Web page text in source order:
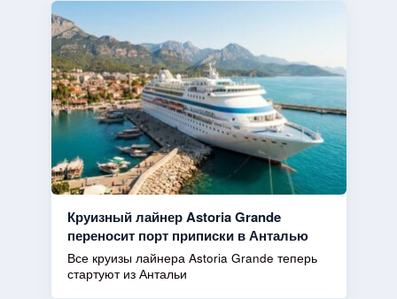
Круизный лайнер Astoria Grande
переносит порт приписки в Анталью
Все круизы лайнера Astoria Grande теперь
стартуют из Антальи